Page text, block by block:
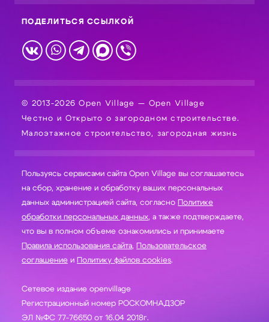
ПОДЕЛИТЬСЯ ССЫЛКОЙ
© 2013-2026 Open Village — Open Village
Честно и Открыто о загородном строительстве.
Малоэтажное строительство, загородная жизнь
Пользуясь сервисами сайта Open Village вы соглашаетесь
на сбор, хранение и обработку ваших персональных
данных администрацией сайта, согласно Политике
обработки персональных данных, а также подтверждаете,
что вы в полном объеме ознакомились и принимаете
Правила использования сайта, Пользовательское
соглашение и Политику файлов cookies.
Сетевое издание openvillage
Регистрационный номер РОСКОМНАДЗОР
ЭЛ №ФС 77-76650 от 16.04 2018г.